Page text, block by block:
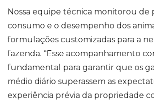
Nossa equipe técnica monitorou de
consumo e o desempenho dos
formulações customizadas para a
fazenda. “Esse acompanhamento
fundamental para garantir que os
médio diário superassem as
experiência prévia da propriedade